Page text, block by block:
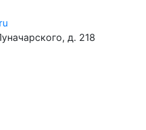
д. 218